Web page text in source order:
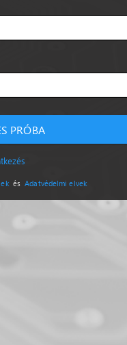
PRÓBA
és Adatvédelmi elvek